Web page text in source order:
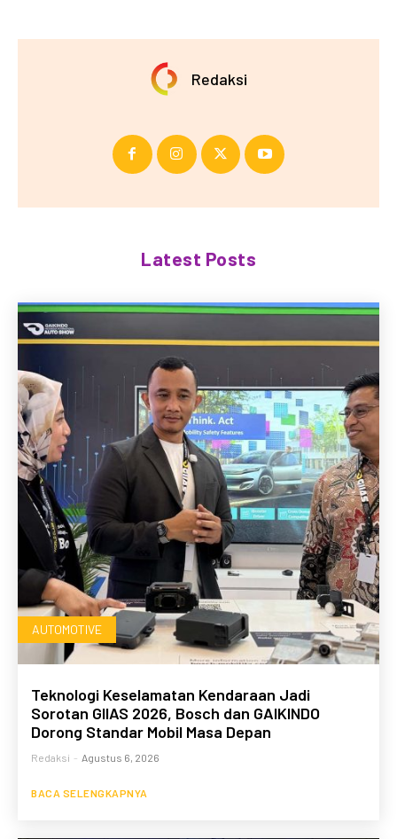
Redaksi
Latest Posts
AUTOMOTIVE
Teknologi Keselamatan Kendaraan Jadi
Sorotan GIIAS 2026, Bosch dan GAIKINDO
Dorong Standar Mobil Masa Depan
Redaksi - Agustus 6, 2026
BACA SELENGKAPNYA